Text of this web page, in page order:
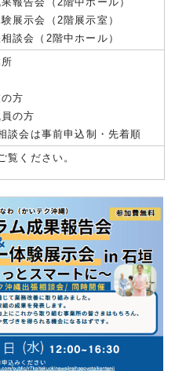
展示会（2階展示室）
談会（2階中ホール）
方
の方
談会は事前申込制・先着順
覧ください。